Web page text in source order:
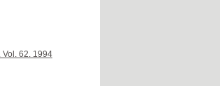
Vol. 62. 1994